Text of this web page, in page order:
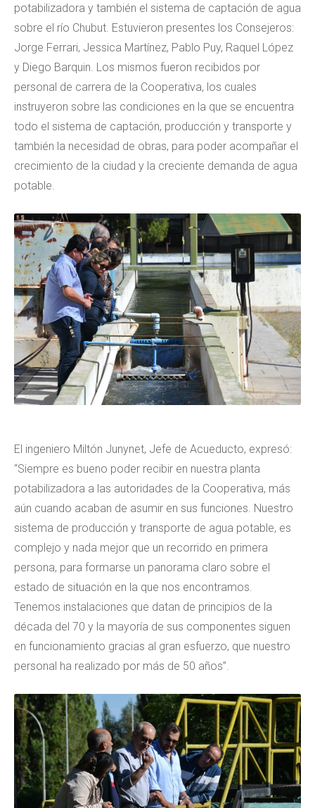
potabilizadora y también el sistema de captación de agua
sobre el río Chubut. Estuvieron presentes los Consejeros:
Jorge Ferrari, Jessica Martínez, Pablo Puy, Raquel López
y Diego Barquin. Los mismos fueron recibidos por
personal de carrera de la Cooperativa, los cuales
instruyeron sobre las condiciones en la que se encuentra
todo el sistema de captación, producción y transporte y
también la necesidad de obras, para poder acompañar el
crecimiento de la ciudad y la creciente demanda de agua
potable.
El ingeniero Miltón Junynet, Jefe de Acueducto, expresó:
“Siempre es bueno poder recibir en nuestra planta
potabilizadora a las autoridades de la Cooperativa, más
aún cuando acaban de asumir en sus funciones. Nuestro
sistema de producción y transporte de agua potable, es
complejo y nada mejor que un recorrido en primera
persona, para formarse un panorama claro sobre el
estado de situación en la que nos encontramos.
Tenemos instalaciones que datan de principios de la
década del 70 y la mayoría de sus componentes siguen
en funcionamiento gracias al gran esfuerzo, que nuestro
personal ha realizado por más de 50 años”.